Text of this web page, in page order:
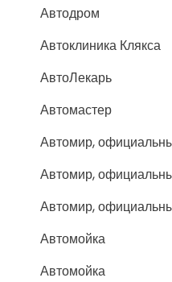
Автодром
Автоклиника Клякса
АвтоЛекарь
Автомастер
Автомир,
Автомир,
Автомир,
Автомойка
Автомойка